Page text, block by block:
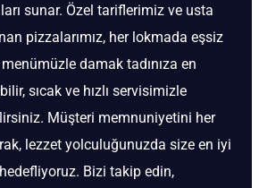
sunar. Özel tariflerimiz ve usta
pizzalarımız, her lokmada eşsiz
damak tadınıza en
sıcak ve hızlı servisimizle
Müşteri memnuniyetini her
lezzet yolculuğunuzda size en iyi
Bizi takip edin,